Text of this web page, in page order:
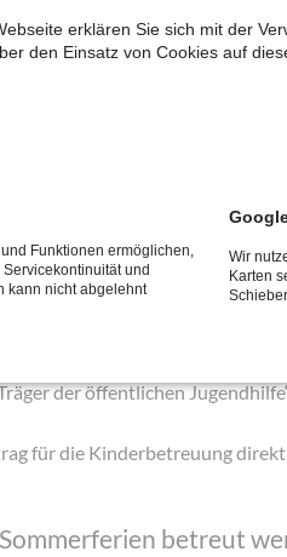
mehr
wird – genau wie in jeder
des Jahreseinkommens der
wie überall - nur noch das
Zwergenhaus
Trägerverein betrieben.
der öffentlichen
für die Kinderbetreuung
betreut
erklären Sie sich mit der
den Einsatz von Cookies auf
Funktionen ermöglichen,
und
kann nicht abgelehnt
Wir
Karten